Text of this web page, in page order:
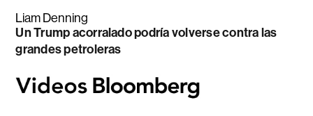
Liam Denning
Un Trump acorralado podría volverse contra las
grandes petroleras